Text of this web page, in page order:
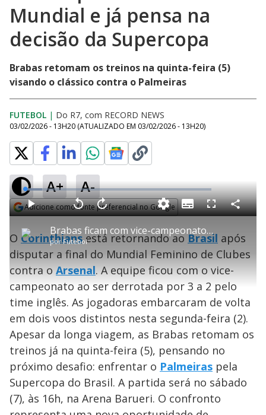
Mundial e já pensa na
decisão da Supercopa
Brabas retomam os treinos na quinta-feira (5)
visando o clássico contra o Palmeiras
FUTEBOL | Do R7, com RECORD NEWS
03/02/2026 - 13H20 (ATUALIZADO EM 03/02/2026 - 13H20)
A+ A-
Adicione como fonte preferencial no Google
Opens in new window P
l
a
y
V
Brabas ficam com vice-campeonato na Copa das Campeãs
porFutebol
P V
t
a
r
0
e
g
n
d
s
A
n
ç
a
1
e
u
n
o
s
M
u
d
o
L
o
a
d
e
.
3
2
%
S
u
b
i
t
l
s
F
l
s
c
e
n
C
o
a
r
i
l
O Corinthiansestá retornando aoBrasil após
disputar a final do Mundial Feminino de Clubes
contra oArsenal. A equipe ficou com o vice-
campeonato ao ser derrotada por 3 a 2 pelo
time inglês. As jogadoras embarcaram de volta
em dois voos distintos nesta segunda-feira (2).
Apesar da longa viagem, as Brabas retomam os
treinos já na quinta-feira (5), pensando no
próximo desafio: enfrentar o Palmeiras pela
Supercopa do Brasil. A partida será no sábado
(7), às 16h, na Arena Barueri. O confronto